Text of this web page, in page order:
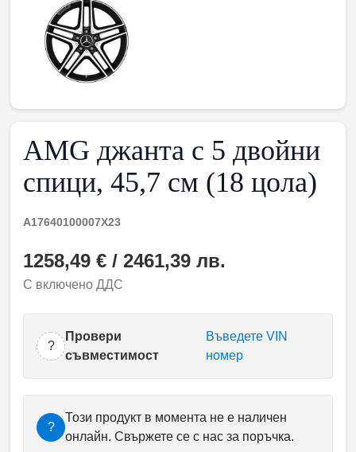
AMG джанта с 5 двойни
спици, 45,7 см (18 цола)
A17640100007X23
1258,49 € / 2461,39 лв.
С включено ДДС
?
Провери
съвместимост
Въведете VIN
номер
?
Този продукт в момента не е наличен
онлайн. Свържете се с нас за поръчка.